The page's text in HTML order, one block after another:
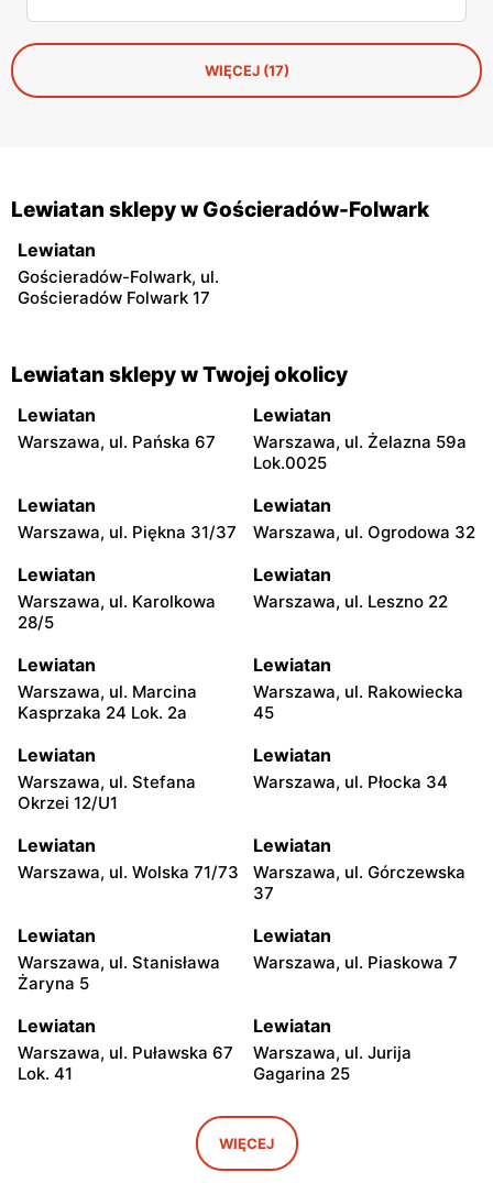
WIĘCEJ (17)
Lewiatan sklepy w Gościeradów-Folwark
Lewiatan
Gościeradów-Folwark, ul.
Gościeradów Folwark 17
Lewiatan sklepy w Twojej okolicy
Lewiatan
Warszawa, ul. Pańska 67
Lewiatan
Warszawa, ul. Żelazna 59a
Lok.0025
Lewiatan
Warszawa, ul. Piękna 31/37
Lewiatan
Warszawa, ul. Ogrodowa 32
Lewiatan
Warszawa, ul. Karolkowa
28/5
Lewiatan
Warszawa, ul. Leszno 22
Lewiatan
Warszawa, ul. Marcina
Kasprzaka 24 Lok. 2a
Lewiatan
Warszawa, ul. Rakowiecka
45
Lewiatan
Warszawa, ul. Stefana
Okrzei 12/U1
Lewiatan
Warszawa, ul. Płocka 34
Lewiatan
Warszawa, ul. Wolska 71/73
Lewiatan
Warszawa, ul. Górczewska
37
Lewiatan
Warszawa, ul. Stanisława
Żaryna 5
Lewiatan
Warszawa, ul. Piaskowa 7
Lewiatan
Warszawa, ul. Puławska 67
Lok. 41
Lewiatan
Warszawa, ul. Jurija
Gagarina 25
Warszawa, ul. Egipska 4
Lewiatan
Warszawa, ul. Elbląska 37
WIĘCEJ